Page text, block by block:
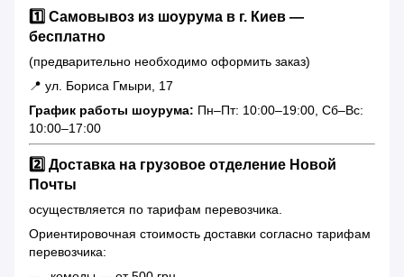
1️⃣ Самовывоз из шоурума в г. Киев —
бесплатно
(предварительно необходимо оформить заказ)
📍 ул. Бориса Гмыри, 17
График работы шоурума: Пн–Пт: 10:00–19:00, Сб–Вс:
10:00–17:00
2️⃣ Доставка на грузовое отделение Новой
Почты
осуществляется по тарифам перевозчика.
Ориентировочная стоимость доставки согласно тарифам
перевозчика: